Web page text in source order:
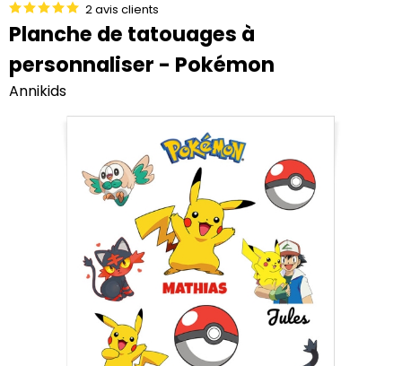
2 avis clients
Planche de tatouages à
personnaliser - Pokémon
Annikids